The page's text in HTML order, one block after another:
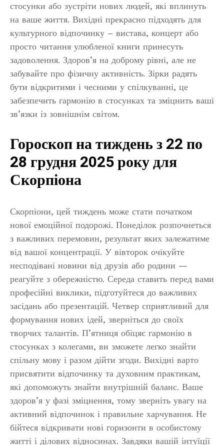
стосунки або зустріти нових людей, які вплинуть
на ваше життя. Вихідні прекрасно підходять для
культурного відпочинку – вистава, концерт або
просто читання улюбленої книги принесуть
задоволення. Здоров’я на доброму рівні, але не
забувайте про фізичну активність. Зірки радять
бути відкритими і чесними у спілкуванні, це
забезпечить гармонію в стосунках та зміцнить ваші
зв’язки із зовнішнім світом.
Гороскоп на тиждень з 22 по
28 грудня 2025 року для
Скорпіона
Скорпіони, цей тиждень може стати початком
нової емоційної подорожі. Понеділок розпочнеться
з важливих перемовин, результат яких залежатиме
від вашої концентрації. У вівторок очікуйте
несподівані новини від друзів або родини —
реагуйте з обережністю. Середа ставить перед вами
професійні виклики, підготуйтеся до важливих
засідань або презентацій. Четвер сприятливий для
формування нових ідей, зверніться до своїх
творчих талантів. П’ятниця обіцяє гармонію в
стосунках з колегами, ви зможете легко знайти
спільну мову і разом дійти згоди. Вихідні варто
присвятити відпочинку та духовним практикам,
які допоможуть знайти внутрішній баланс. Ваше
здоров’я у фазі зміцнення, тому зверніть увагу на
активний відпочинок і правильне харчування. Не
бійтеся відкривати нові горизонти в особистому
житті і ділових відносинах. Завдяки вашій інтуїції